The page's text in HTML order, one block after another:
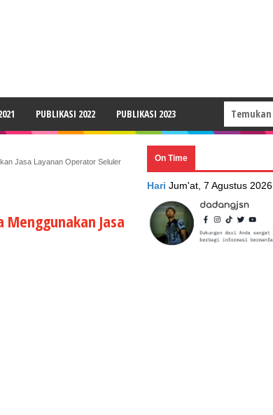
PUBLIKASI 2022 PUBLIKASI 2023
Jasa Layanan Operator Seluler
Menggunakan Jasa
On Time
Hari Jum'at, 7 Agustus 2026